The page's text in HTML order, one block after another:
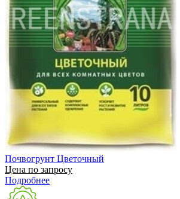
Почвогрунт Цветочный
Цена по запросу
Подробнее